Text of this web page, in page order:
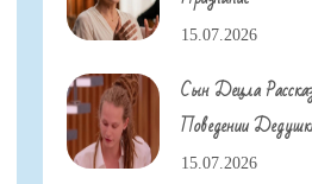
15.07.2026
Сын Децла
Поведении
15.07.2026